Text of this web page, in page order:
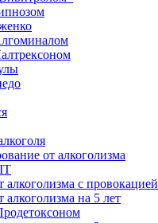
от алкоголизма
алкоголизма с провокацией
алкоголизма на 5 лет